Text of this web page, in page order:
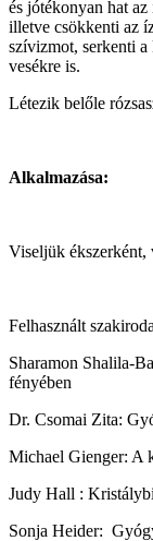
és jótékonyan hat
illetve csökkenti az
szívizmot, serkenti a
vesékre is.
Létezik belőle
Alkalmazása:
Viseljük ékszerként,
Felhasznált
Sharamon Shalila-
fényében
Dr. Csomai Zita:
Michael Gienger: A
Judy Hall :
Sonja Heider: